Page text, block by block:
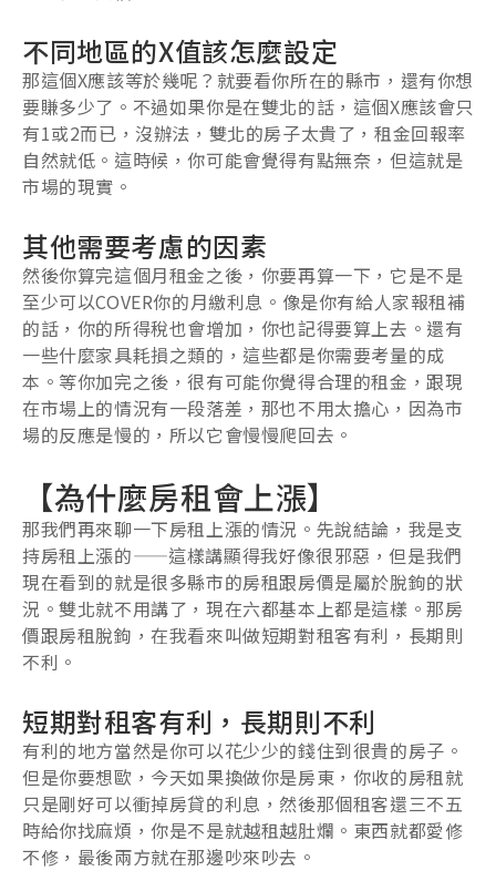
不同地區的X值該怎麼設定
那這個X應該等於幾呢？就要看你所在的縣市，還有你想
要賺多少了。不過如果你是在雙北的話，這個X應該會只
有1或2而已，沒辦法，雙北的房子太貴了，租金回報率
自然就低。這時候，你可能會覺得有點無奈，但這就是
市場的現實。
其他需要考慮的因素
然後你算完這個月租金之後，你要再算一下，它是不是
至少可以COVER你的月繳利息。像是你有給人家報租補
的話，你的所得稅也會增加，你也記得要算上去。還有
一些什麼家具耗損之類的，這些都是你需要考量的成
本。等你加完之後，很有可能你覺得合理的租金，跟現
在市場上的情況有一段落差，那也不用太擔心，因為市
場的反應是慢的，所以它會慢慢爬回去。
【為什麼房租會上漲】
那我們再來聊一下房租上漲的情況。先說結論，我是支
持房租上漲的——這樣講顯得我好像很邪惡，但是我們
現在看到的就是很多縣市的房租跟房價是屬於脫鉤的狀
況。雙北就不用講了，現在六都基本上都是這樣。那房
價跟房租脫鉤，在我看來叫做短期對租客有利，長期則
不利。
短期對租客有利，長期則不利
有利的地方當然是你可以花少少的錢住到很貴的房子。
但是你要想歐，今天如果換做你是房東，你收的房租就
只是剛好可以衝掉房貸的利息，然後那個租客還三不五
時給你找麻煩，你是不是就越租越肚爛。東西就都愛修
不修，最後兩方就在那邊吵來吵去。